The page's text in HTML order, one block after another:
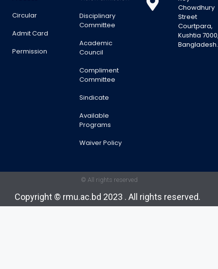
Circular
Admit Card
Permission
Disciplinary
Committee
Academic
Council
Compliment
Committee
Sindicate
Available
Programs
Waiver Policy
Chowdhury
Street
Courtpara,
Kushtia
Bangladesh.
© All rights reserved
Copyright © rmu.ac.bd 2023 . All rights reserved.